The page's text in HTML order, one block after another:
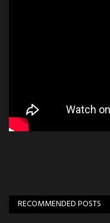
RECOMMENDED POSTS